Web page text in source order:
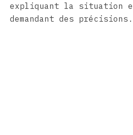
expliquant la situation
demandant des précisions.